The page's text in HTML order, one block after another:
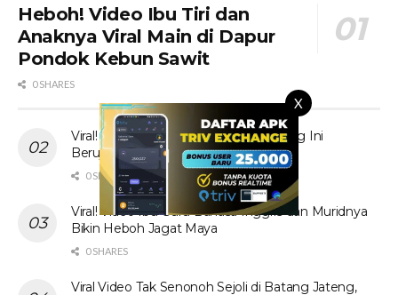
X
Heboh! Video Ibu Tiri dan
Anaknya Viral Main di Dapur
Pondok Kebun Sawit
0 SHARES
Viral! Tante Prank Ojol di Kolam Renang Ini
Berujung Tak Terduga
0 SHARES
Viral! Video Ibu Guru Bahasa Inggris dan Muridnya
Bikin Heboh Jagat Maya
0 SHARES
Viral Video Tak Senonoh Sejoli di Batang Jateng,